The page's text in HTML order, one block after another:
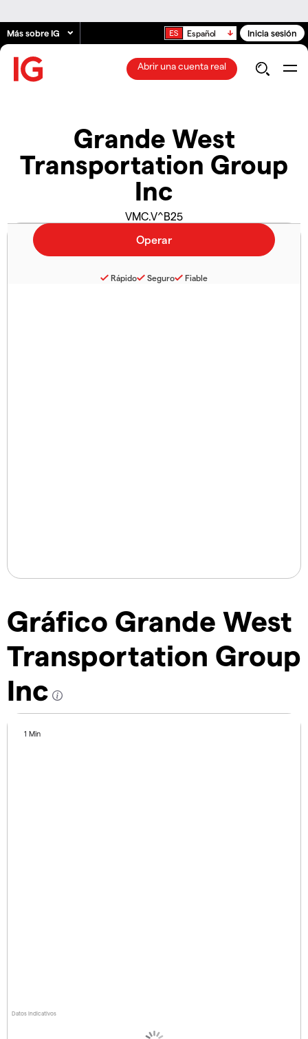
Más sobre IG Español Inicia sesión
Abrir una cuenta real
Grande West
Transportation Group
Inc
VMC.V^B25
Gráfico Grande West
Transportation Group
Inc
Datos indicativos
1 Min
Rápido Seguro Fiable